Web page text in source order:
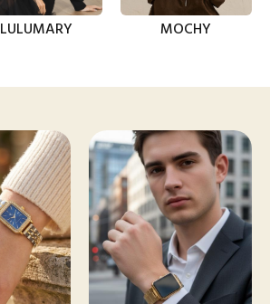
LULUMARY MOCHY